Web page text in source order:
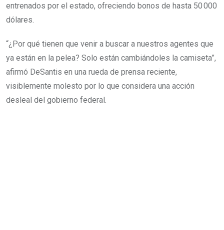
entrenados por el estado, ofreciendo bonos de hasta 50 000
dólares.
“¿Por qué tienen que venir a buscar a nuestros agentes que
ya están en la pelea? Solo están cambiándoles la camiseta”,
afirmó DeSantis en una rueda de prensa reciente,
visiblemente molesto por lo que considera una acción
desleal del gobierno federal.